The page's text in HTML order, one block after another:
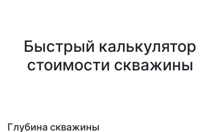
Быстрый калькулятор
стоимости скважины
Глубина скважины